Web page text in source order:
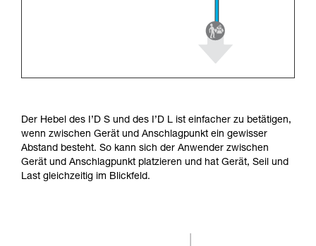
Der Hebel des I’D S und des I’D L ist einfacher zu betätigen,
wenn zwischen Gerät und Anschlagpunkt ein gewisser
Abstand besteht. So kann sich der Anwender zwischen
Gerät und Anschlagpunkt platzieren und hat Gerät, Seil und
Last gleichzeitig im Blickfeld.